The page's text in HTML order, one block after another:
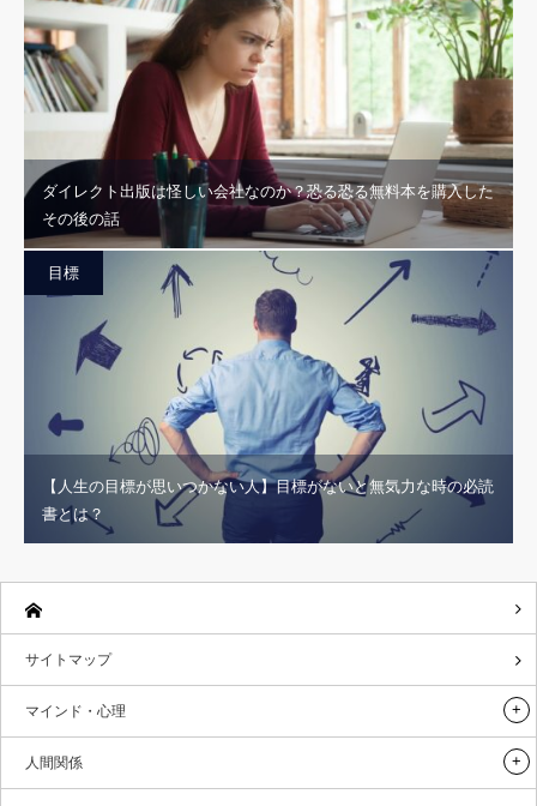
ダイレクト出版は怪しい会社なのか？恐る恐る無料本を購入した
その後の話
目標
【人生の目標が思いつかない人】目標がないと無気力な時の必読
書とは？
サイトマップ
マインド・心理
人間関係